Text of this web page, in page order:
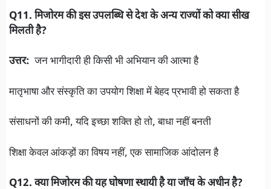
Q11. मिजोरम की इस उपलब्धि से देश के अन्य राज्यों को क्या सीख
मिलती है?
उत्तर:जन भागीदारी ही किसी भी अभियान की आत्मा है
मातृभाषा और संस्कृति का उपयोग शिक्षा में बेहद प्रभावी हो सकता है
संसाधनों की कमी, यदि इच्छा शक्ति हो तो, बाधा नहीं बनती
शिक्षा केवल आंकड़ों का विषय नहीं, एक सामाजिक आंदोलन है
Q12. क्या मिजोरम की यह घोषणा स्थायी है या जाँच के अधीन है?